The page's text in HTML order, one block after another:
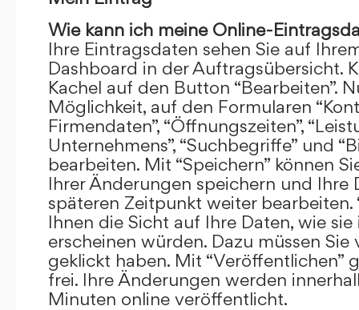
Wie kann ich meine Online-
Ihre Eintragsdaten sehen Sie auf
Dashboard in der Auftragsübersicht.
Kachel auf den Button “Bearbeiten”.
Möglichkeit, auf den Formularen
Firmendaten”, “Öffnungszeiten”,
Unternehmens”, “Suchbegriffe” und
bearbeiten. Mit “Speichern” können
Ihrer Änderungen speichern und Ihre
späteren Zeitpunkt weiter bearbeiten.
Ihnen die Sicht auf Ihre Daten, wie
erscheinen würden. Dazu müssen Sie
geklickt haben. Mit “Veröffentlichen”
frei. Ihre Änderungen werden
Minuten online veröffentlicht.